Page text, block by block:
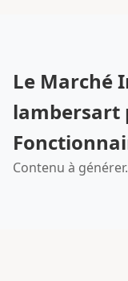
Le Marché
lambersart
Contenu à